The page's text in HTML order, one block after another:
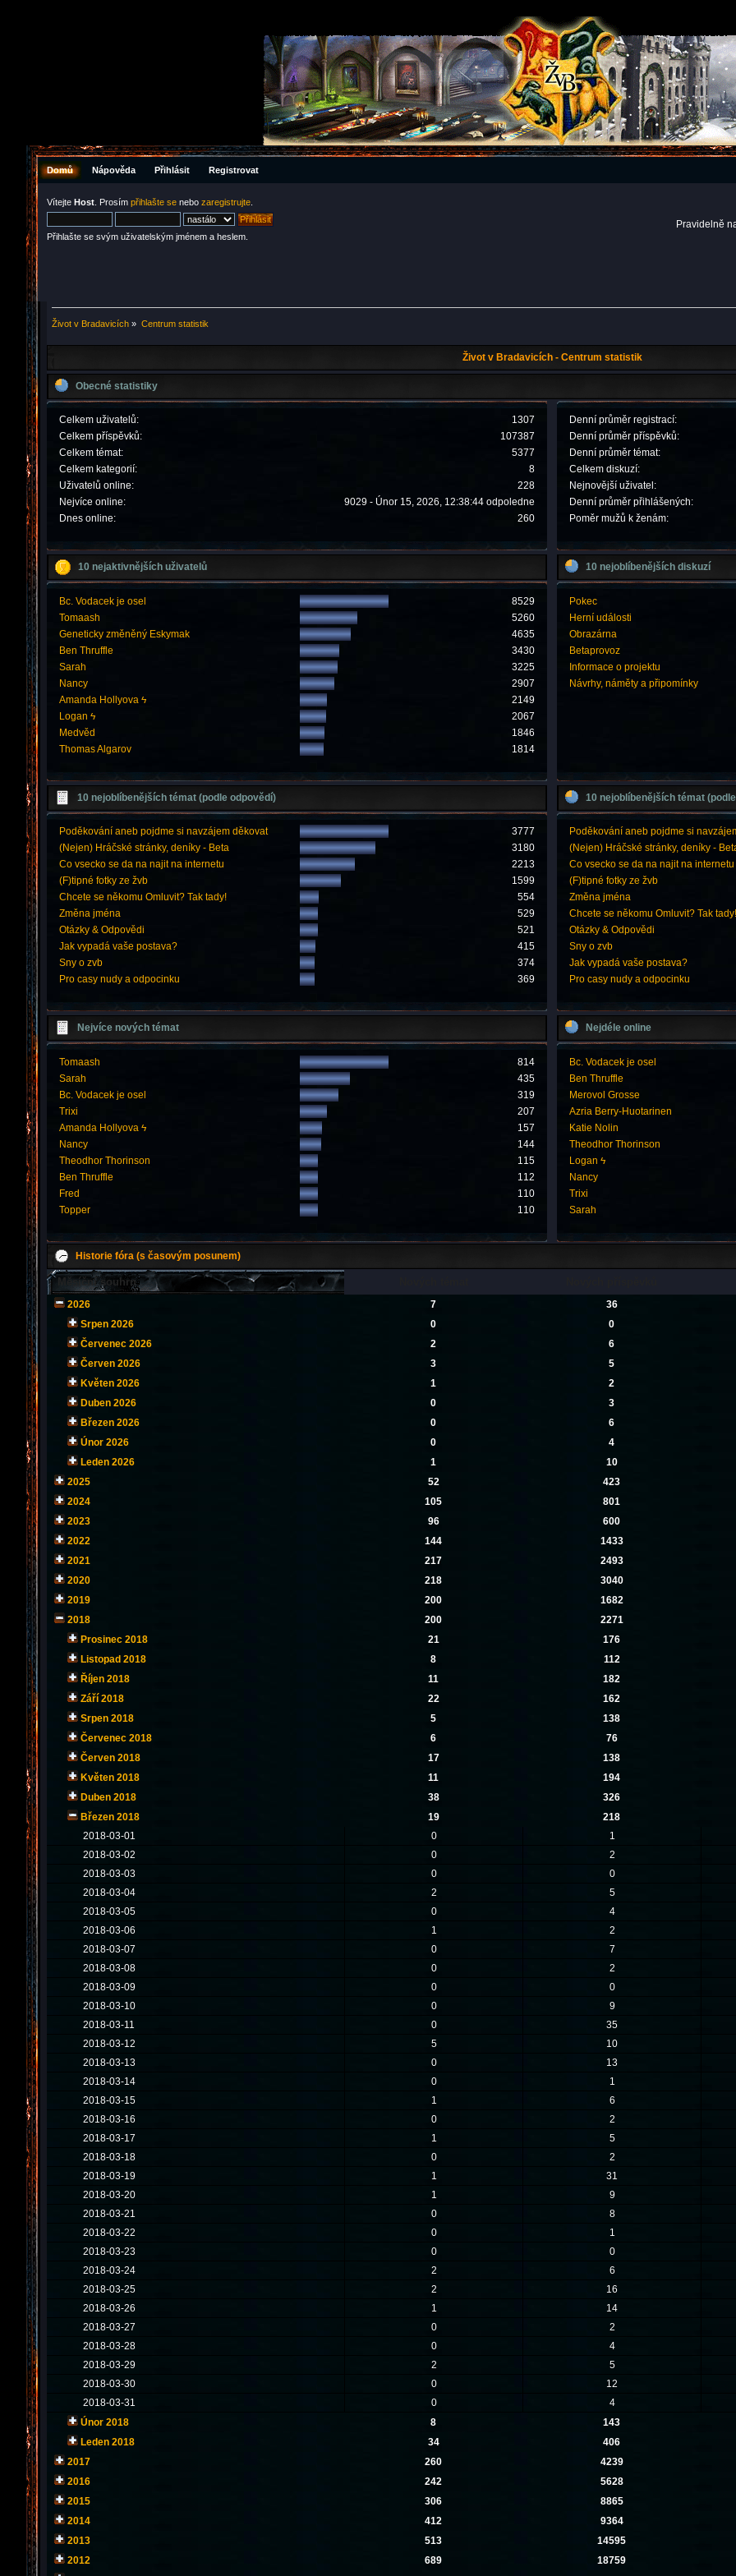
Domů Nápověda Přihlásit Registrovat
Vítejte Host . Prosím přihlašte se nebo zaregistrujte
Přihlašte se svým uživatelským jménem a heslem.
Pravidelně
Život v Bradavicích » Centrum statistik
Život v Bradavicích - Centrum statistik
Obecné statistiky
Celkem uživatelů:
1307
Celkem příspěvků:
107387
Celkem témat:
5377
Celkem kategorií:
8
Uživatelů online:
228
Nejvíce online:
9029 - Únor 15, 2026, 12:38:44 odpoledne
Dnes online:
260
Denní průměr registrací:
Denní průměr příspěvků:
Denní průměr témat:
Celkem diskuzí:
Nejnovější uživatel:
Denní průměr přihlášených:
Poměr mužů k ženám:
10 nejaktivnějších uživatelů
Bc. Vodacek je osel
8529
Tomaash
5260
Geneticky změněný Eskymak
4635
Ben Thruffle
3430
Sarah
3225
Nancy
2907
Amanda Hollyova ϟ
2149
Logan ϟ
2067
Medvěd
1846
Thomas Algarov
1814
10 nejoblíbenějších diskuzí
Pokec
Herní události
Obrazárna
Betaprovoz
Informace o projektu
Návrhy, náměty a připomínky
10 nejoblíbenějších témat (podle odpovědí)
Poděkování aneb pojdme si navzájem děkovat
3777
(Nejen) Hráčské stránky, deníky - Beta
3180
Co vsecko se da na najit na internetu
2213
(F)tipné fotky ze žvb
1599
Chcete se někomu Omluvit? Tak tady!
554
Změna jména
529
Otázky & Odpovědi
521
Jak vypadá vaše postava?
415
Sny o zvb
374
Pro casy nudy a odpocinku
369
10 nejoblíbenějších témat
Poděkování aneb pojdme si
(Nejen) Hráčské stránky, deníky -
Co vsecko se da na najit na internetu
(F)tipné fotky ze žvb
Změna jména
Chcete se někomu Omluvit? Tak
Otázky & Odpovědi
Sny o zvb
Jak vypadá vaše postava?
Pro casy nudy a odpocinku
Nejvíce nových témat
Tomaash
814
Sarah
435
Bc. Vodacek je osel
319
Trixi
207
Amanda Hollyova ϟ
157
Nancy
144
Theodhor Thorinson
115
Ben Thruffle
112
Fred
110
Topper
110
Nejdéle online
Bc. Vodacek je osel
Ben Thruffle
Merovol Grosse
Azria Berry-Huotarinen
Katie Nolin
Theodhor Thorinson
Logan ϟ
Nancy
Trixi
Sarah
Historie fóra (s časovým posunem)
Měsíční souhrn
2026 7
36
Srpen 2026
0
0
Červenec 2026
2
6
Červen 2026
3
5
Květen 2026
1
2
Duben 2026
0
3
Březen 2026
0
6
Únor 2026
0
4
Leden 2026
1
10
2025
52
423
2024
105
801
2023
96
600
2022
144
1433
2021
217
2493
2020
218
3040
2019
200
1682
2018
200
2271
Prosinec 2018
21
176
Listopad 2018
8
112
Říjen 2018
11
182
Září 2018
22
162
Srpen 2018
5
138
Červenec 2018
6
76
Červen 2018
17
138
Květen 2018
11
194
Duben 2018
38
326
Březen 2018
19
218
2018-03-01
0
1
2018-03-02
0
2
2018-03-03
0
0
2018-03-04
2
5
2018-03-05
0
4
2018-03-06
1
2
2018-03-07
0
7
2018-03-08
0
2
2018-03-09
0
0
2018-03-10
0
9
2018-03-11
0
35
2018-03-12
5
10
2018-03-13
0
13
2018-03-14
0
1
2018-03-15
1
6
2018-03-16
0
2
2018-03-17
1
5
2018-03-18
0
2
2018-03-19
1
31
2018-03-20
1
9
2018-03-21
0
8
2018-03-22
0
1
2018-03-23
0
0
2018-03-24
2
6
2018-03-25
2
16
2018-03-26
1
14
2018-03-27
0
2
2018-03-28
0
4
2018-03-29
2
5
2018-03-30
0
12
2018-03-31
0
4
Únor 2018
8
143
Leden 2018
34
406
2017
260
4239
2016
242
5628
2015
306
8865
2014
412
9364
2013
513
14595
2012
689
18759